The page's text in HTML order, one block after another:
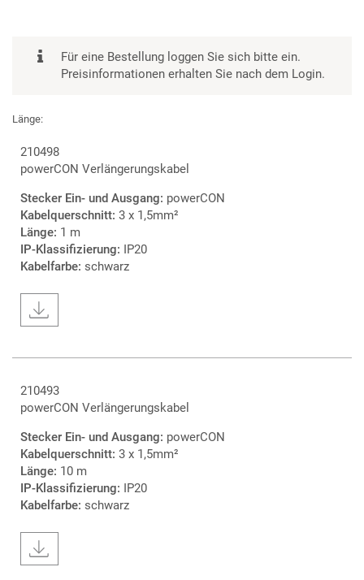
Für eine Bestellung loggen Sie sich bitte ein.
Preisinformationen erhalten Sie nach dem Login.
Länge:
210498
powerCON Verlängerungskabel
Stecker Ein- und Ausgang: powerCON
Kabelquerschnitt: 3 x 1,5mm²
Länge: 1 m
IP-Klassifizierung: IP20
Kabelfarbe: schwarz
210493
powerCON Verlängerungskabel
Stecker Ein- und Ausgang: powerCON
Kabelquerschnitt: 3 x 1,5mm²
Länge: 10 m
IP-Klassifizierung: IP20
Kabelfarbe: schwarz